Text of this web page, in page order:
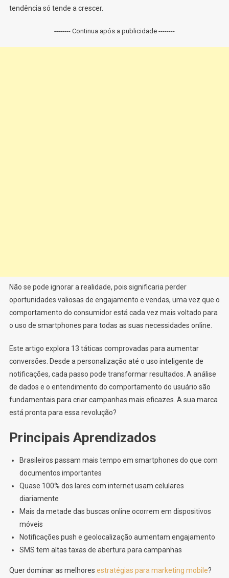
tendência só tende a crescer.
-------- Continua após a publicidade --------
Não se pode ignorar a realidade, pois significaria perder
oportunidades valiosas de engajamento e vendas, uma vez que o
comportamento do consumidor está cada vez mais voltado para
o uso de smartphones para todas as suas necessidades online.
Este artigo explora 13 táticas comprovadas para aumentar
conversões. Desde a personalização até o uso inteligente de
notificações, cada passo pode transformar resultados. A análise
de dados e o entendimento do comportamento do usuário são
fundamentais para criar campanhas mais eficazes. A sua marca
está pronta para essa revolução?
Principais Aprendizados
Brasileiros passam mais tempo em smartphones do que com
documentos importantes
Quase 100% dos lares com internet usam celulares
diariamente
Mais da metade das buscas online ocorrem em dispositivos
móveis
Notificações push e geolocalização aumentam engajamento
SMS tem altas taxas de abertura para campanhas
Quer dominar as melhores estratégias para marketing mobile?